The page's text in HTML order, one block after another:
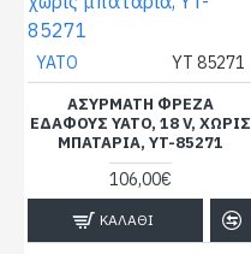
YATO YT 85271
ΑΣΎΡΜΑΤΗ ΦΡΈΖΑ
ΕΔΆΦΟΥΣ YATO, 18 V, ΧΩΡΊΣ
ΜΠΑΤΑΡΊΑ, YT-85271
106,00€
ΚΑΛΆΘΙ